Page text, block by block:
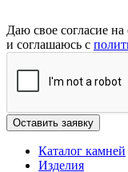
Даю свое согласие
и соглашаюсь с
Каталог камней
Изделия